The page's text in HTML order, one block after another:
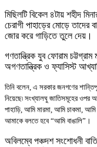
মিছিলটি বিকেল ৪টায় শহীদ
চেরাগী পাহাড়ের মোড়ে তাদের
জোর করে গাড়িতে তুলে দেয়।
গণতান্ত্রিক যুব ফোরাম
অগণতান্ত্রিক ও ফ্যাসিস্ট
তিনি বলেন এ সরকার জনগণের
নিয়েছে৷ সংখ্যালঘু জাতিসমূহের ওপর
পাহাড়ি আমি মারমা আমি চাকমা আমি
আমাকে বলতে হবে “আমি বাঙালি”।
অবিলম্বে পঞ্চদশ সংশোধনী